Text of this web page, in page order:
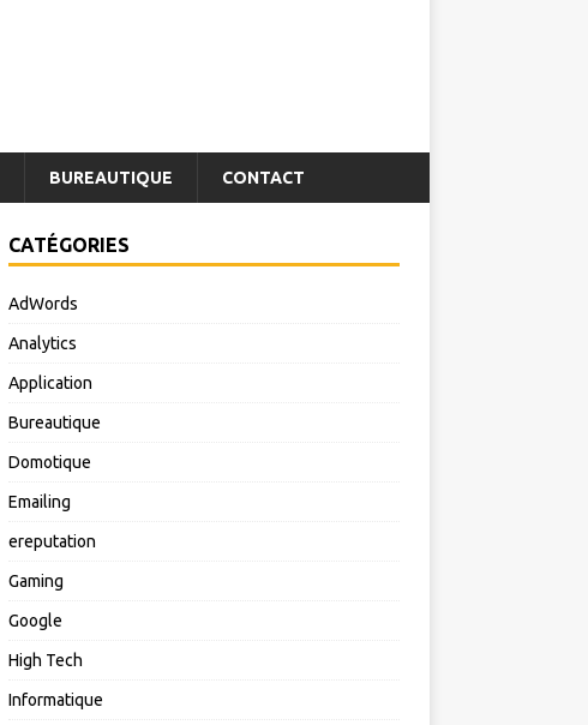
BUREAUTIQUE CONTACT
CATÉGORIES
AdWords
Analytics
Application
Bureautique
Domotique
Emailing
ereputation
Gaming
Google
High Tech
Informatique